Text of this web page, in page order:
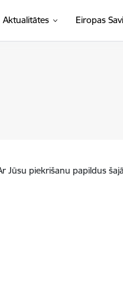
Aktualitātes Eiropas
piekrišanu papildus